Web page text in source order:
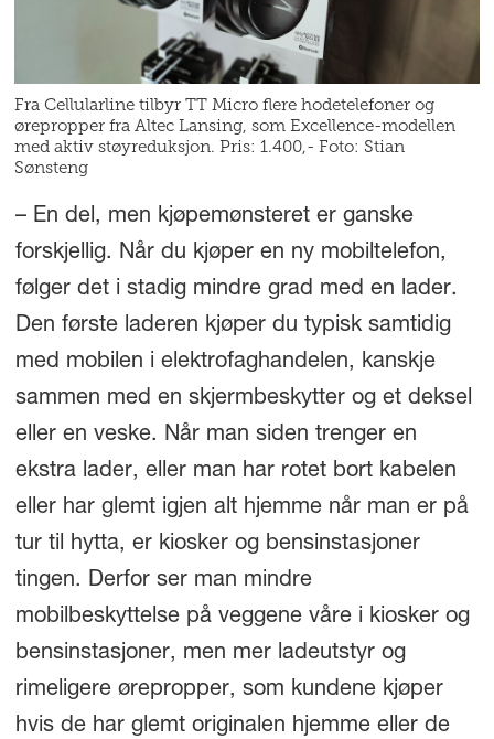
Fra Cellularline tilbyr TT Micro flere hodetelefoner og
ørepropper fra Altec Lansing, som Excellence-modellen
med aktiv støyreduksjon. Pris: 1.400,- Foto: Stian
Sønsteng
– En del, men kjøpemønsteret er ganske
forskjellig. Når du kjøper en ny mobiltelefon,
følger det i stadig mindre grad med en lader.
Den første laderen kjøper du typisk samtidig
med mobilen i elektrofaghandelen, kanskje
sammen med en skjermbeskytter og et deksel
eller en veske. Når man siden trenger en
ekstra lader, eller man har rotet bort kabelen
eller har glemt igjen alt hjemme når man er på
tur til hytta, er kiosker og bensinstasjoner
tingen. Derfor ser man mindre
mobilbeskyttelse på veggene våre i kiosker og
bensinstasjoner, men mer ladeutstyr og
rimeligere ørepropper, som kundene kjøper
hvis de har glemt originalen hjemme eller de